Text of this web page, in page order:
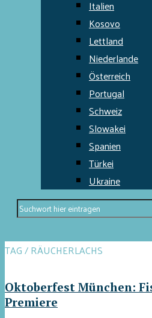
Italien
Kosovo
Lettland
Niederlande
Österreich
Portugal
Schweiz
Slowakei
Spanien
Türkei
Ukraine
TAG / RÄUCHERLACHS
Oktoberfest München:
Premiere